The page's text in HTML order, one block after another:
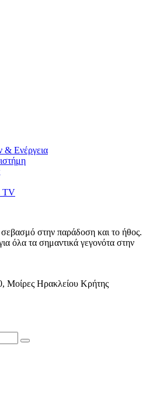
& Ενέργεια
TV
σεβασμό στην παράδοση και το ήθος.
όλα τα σημαντικά γεγονότα στην
Μοίρες Ηρακλείου Κρήτης